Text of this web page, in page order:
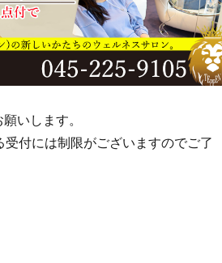
いします。
付には制限がございますのでご了